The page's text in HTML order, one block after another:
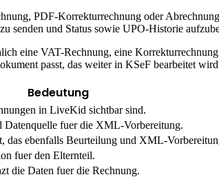
PDF-Korrekturrechnung oder
senden und Status sowie UPO-Historie
eine VAT-Rechnung, eine
passt, das weiter in KSeF bearbeitet
Bedeutung
in LiveKid sichtbar sind.
Datenquelle fuer die XML-Vorbereitung.
das ebenfalls Beurteilung und XML-
fuer den Elternteil.
die Daten fuer die Rechnung.